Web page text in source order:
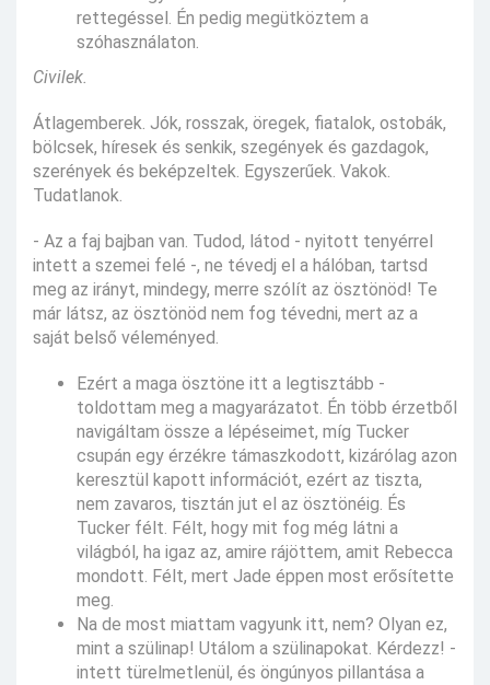
rettegéssel. Én pedig megütköztem a
szóhasználaton.
Civilek.
Átlagemberek. Jók, rosszak, öregek, fiatalok, ostobák,
bölcsek, híresek és senkik, szegények és gazdagok,
szerények és beképzeltek. Egyszerűek. Vakok.
Tudatlanok.
- Az a faj bajban van. Tudod, látod - nyitott tenyérrel
intett a szemei felé -, ne tévedj el a hálóban, tartsd
meg az irányt, mindegy, merre szólít az ösztönöd! Te
már látsz, az ösztönöd nem fog tévedni, mert az a
saját belső véleményed.
Ezért a maga ösztöne itt a legtisztább -
toldottam meg a magyarázatot. Én több érzetből
navigáltam össze a lépéseimet, míg Tucker
csupán egy érzékre támaszkodott, kizárólag azon
keresztül kapott információt, ezért az tiszta,
nem zavaros, tisztán jut el az ösztönéig. És
Tucker félt. Félt, hogy mit fog még látni a
világból, ha igaz az, amire rájöttem, amit Rebecca
mondott. Félt, mert Jade éppen most erősítette
meg.
Na de most miattam vagyunk itt, nem? Olyan ez,
mint a szülinap! Utálom a szülinapokat. Kérdezz! -
intett türelmetlenül, és öngúnyos pillantása a